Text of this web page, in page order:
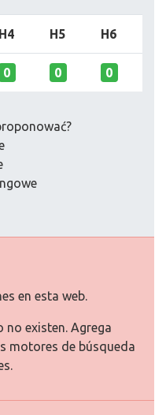
H4 H5 H6
0 0 0
en esta web.
existen. Agrega
motores de búsqueda